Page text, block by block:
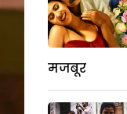
मजबूर